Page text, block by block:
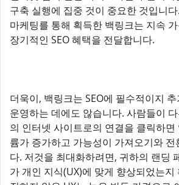
구축 실행에 집중 것이 중요한 것입니
마케팅를 통해 획득한 백링크는 지속
장기적인 SEO 혜택을 전달합니다.
더욱이, 백링크는 SEO에 필수적이지
운영하는 데에도 않습니다. 사람들이
의 인터넷 사이트로의 연결을 클릭하
륨가 증가하고 가능성이 가져오기와 전
다. 저것을 최대화하려면, 귀하의 랜딩
가 개인 지식(UX)에 맞게 향상되었는